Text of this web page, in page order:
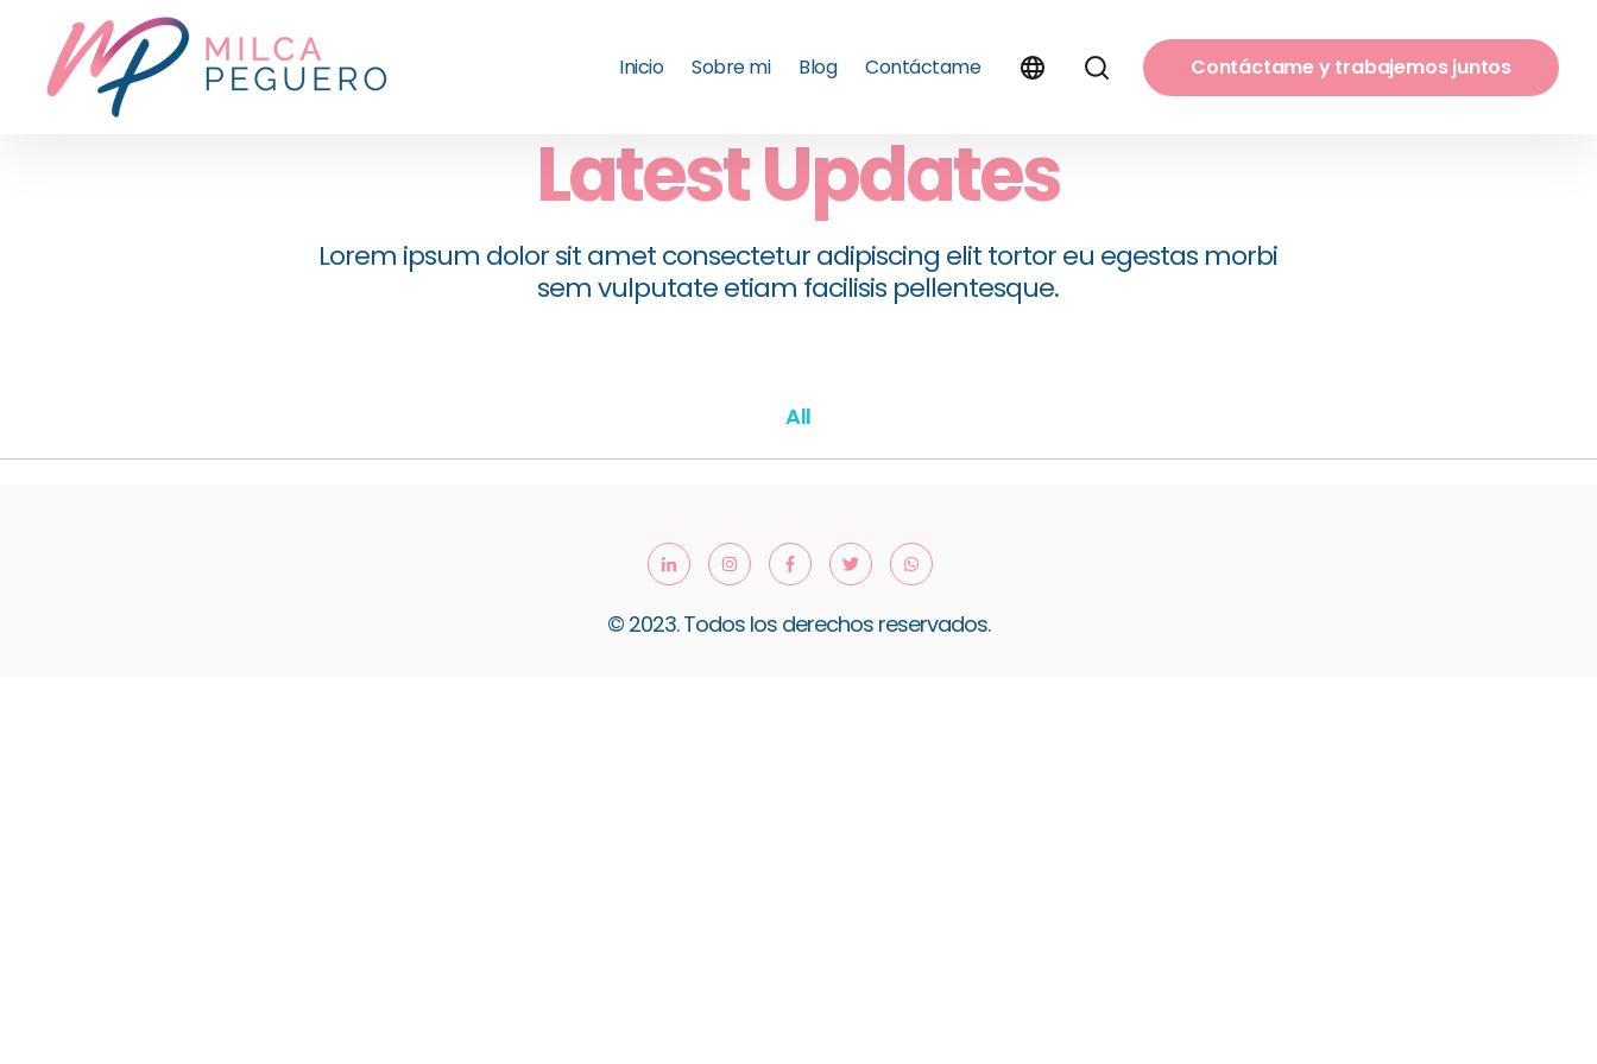
Inicio Sobre mi Blog Contáctame Contáctame y trabajemos juntos
Latest Updates
Lorem ipsum dolor sit amet consectetur adipiscing elit tortor eu egestas morbi
sem vulputate etiam facilisis pellentesque.
All
© 2023. Todos los derechos reservados.